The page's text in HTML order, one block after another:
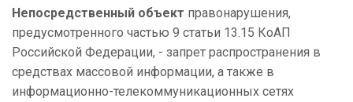
Непосредственный объект правонарушения,
предусмотренного частью 9 статьи 13.15 КоАП
Российской Федерации, - запрет распространения в
средствах массовой информации, а также в
информационно-телекоммуникационных сетях